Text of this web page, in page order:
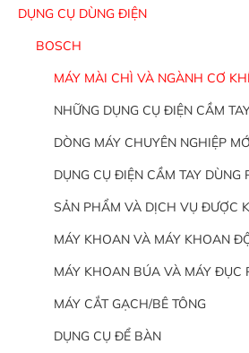
DỤNG CỤ DÙNG ĐIỆN
BOSCH
MÁY MÀI CHÌ VÀ NGÀNH CƠ KHÍ
NHỮNG DỤNG CỤ ĐIỆN CẦM
DÒNG MÁY CHUYÊN NGHIỆP
DỤNG CỤ ĐIỆN CẦM TAY DÙNG
SẢN PHẨM VÀ DỊCH VỤ ĐƯỢC
MÁY KHOAN VÀ MÁY KHOAN
MÁY KHOAN BÚA VÀ MÁY ĐỤC
MÁY CẮT GẠCH/BÊ TÔNG
DỤNG CỤ ĐỂ BÀN